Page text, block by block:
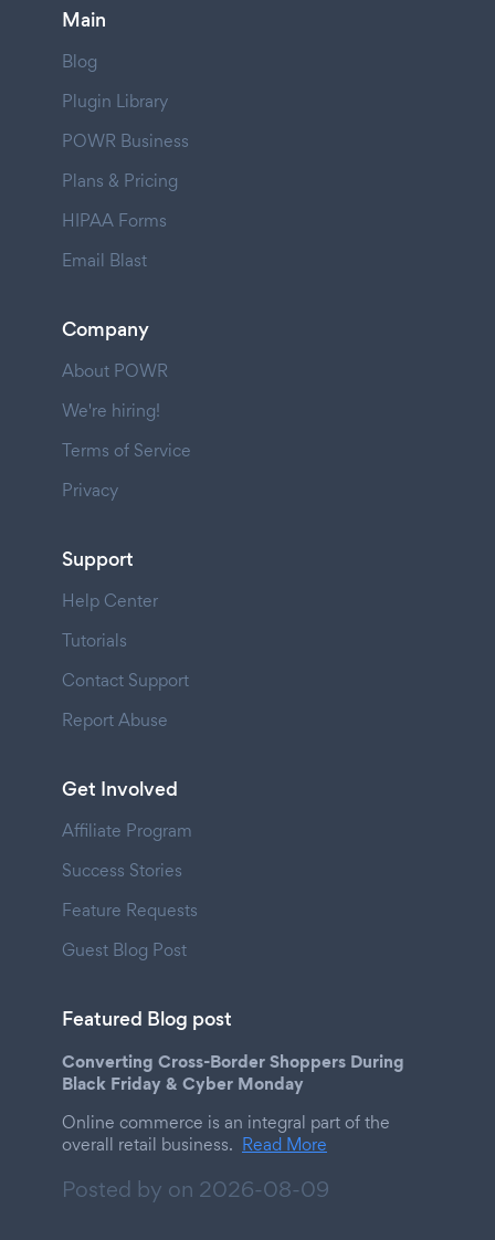
Main
Blog
Plugin Library
POWR Business
Plans & Pricing
HIPAA Forms
Email Blast
Company
About POWR
We're hiring!
Terms of Service
Privacy
Support
Help Center
Tutorials
Contact Support
Report Abuse
Get Involved
Affiliate Program
Success Stories
Feature Requests
Guest Blog Post
Featured Blog post
Converting Cross-Border Shoppers During
Black Friday & Cyber Monday
Online commerce is an integral part of the
overall retail business. Read More
Posted by on 2026-08-09